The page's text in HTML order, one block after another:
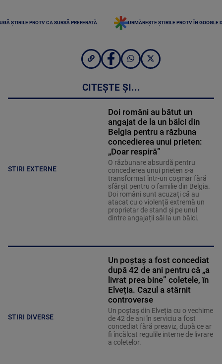
ȘTIRILE PROTV CA SURSĂ PREFERATĂ URMĂREȘTE ȘTIRILE PROTV ÎN GOOGLE
CITEȘTE ȘI...
STIRI EXTERNE
Doi români au bătut un
angajat de la un bâlci din
Belgia pentru a răzbuna
concedierea unui prieten:
„Doar respiră”
O răzbunare absurdă pentru
concedierea unui prieten s-a
transformat într-un coșmar fără
sfârșit pentru o familie din Belgia.
Doi români sunt acuzați că au
atacat cu o violență extremă un
proprietar de stand și pe unul
dintre angajații săi la un bâlci.
STIRI DIVERSE
Un poștaș a fost concediat
după 42 de ani pentru că „a
livrat prea bine” coletele, în
Elveția. Cazul a stârnit
controverse
Un poștaș din Elveția cu o vechime
de 42 de ani în serviciu a fost
concediat fără preaviz, după ce ar
fi încălcat regulile interne de livrare
a coletelor.